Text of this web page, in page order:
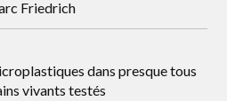
Friedrich
dans presque tous
vivants testés